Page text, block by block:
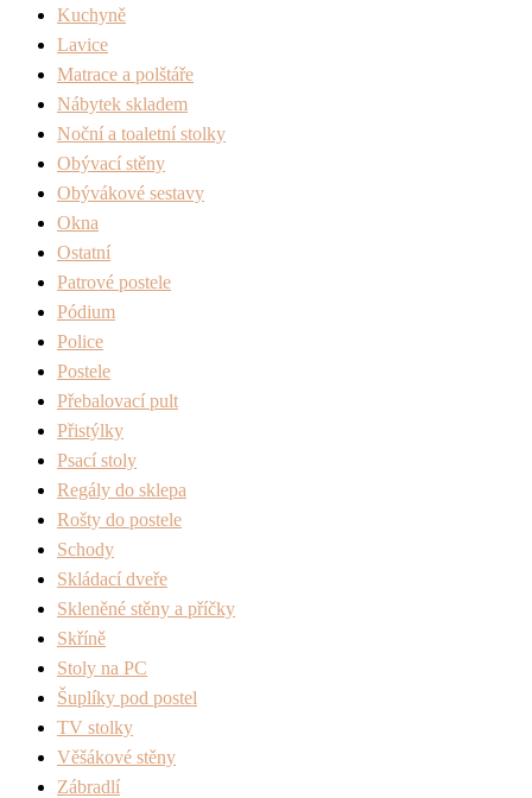
Kuchyně
Lavice
Matrace a polštáře
Nábytek skladem
Noční a toaletní stolky
Obývací stěny
Obývákové sestavy
Okna
Ostatní
Patrové postele
Pódium
Police
Postele
Přebalovací pult
Přistýlky
Psací stoly
Regály do sklepa
Rošty do postele
Schody
Skládací dveře
Skleněné stěny a příčky
Skříně
Stoly na PC
Šuplíky pod postel
TV stolky
Věšákové stěny
Zábradlí